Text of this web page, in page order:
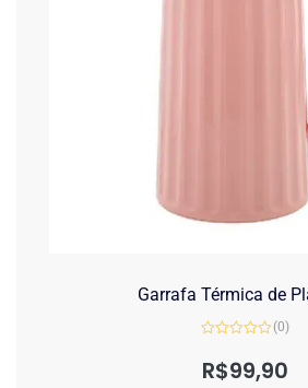
Garrafa Térmica de
de
(0)
R$99,90